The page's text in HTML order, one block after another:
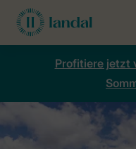
Profitiere jetzt